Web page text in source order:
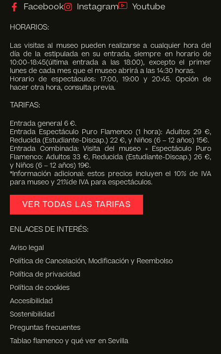
Facebook Instagram Youtube
HORARIOS:
Las visitas al museo pueden realizarse a cualquier hora del
día de la estipulada en su entrada, siempre en horario de
10:00-18:45(última entrada a las 18:00), excepto el primer
lunes de cada mes que el museo abrirá a las 14:30 horas.
Horario de espectáculos: 17:00, 19:00 y 20:45. Opción de
hacer otra hora, consulta previa.
TARIFAS:
Entrada general 6 €.
Entrada Espectáculo Puro Flamenco (1 hora): Adultos 29 €,
Reducida (Estudiante-Discap.) 22 €, y Niños (6 – 12 años) 15€.
Entrada Combinada: Visita del museo + Espectáculo Puro
Flamenco: Adultos 33 €, Reducida (Estudiante-Discap.) 26 €,
y Niños (6 – 12 años) 19€.
*Información adicional: estos precios incluyen el 10% de IVA
para museo y 21%de IVA para espectáculos.
VER TODAS LAS TARIFAS
ENLACES DE INTERÉS:
Aviso legal
Política de Cancelación, Modificación y Reembolso
Política de privacidad
Política de cookies
Accesibilidad
Sostenibilidad
Preguntas frecuentes
Tablao flamenco y qué ver en Sevilla